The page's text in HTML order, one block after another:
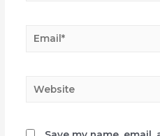
Email*
Website